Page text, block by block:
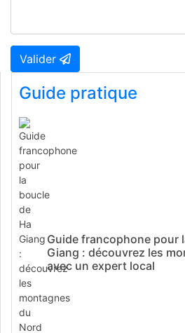
Valider
Guide pratique
Guide francophone pour
Giang : découvrez les
avec un expert local